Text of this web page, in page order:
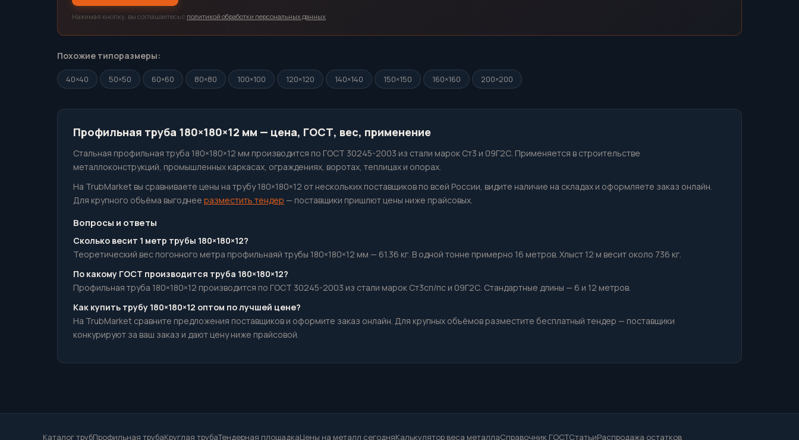
Нажимая кнопку, вы соглашаетесь с политикой обработки персональных данных.
Похожие типоразмеры:
40×40 50×50 60×60 80×80 100×100 120×120 140×140 150×150 160×160 200×200
Профильная труба 180×180×12 мм — цена, ГОСТ, вес, применение
Стальная профильная труба 180×180×12 мм производится по ГОСТ 30245-2003 из стали марок Ст3 и 09Г2С. Применяется в строительстве
металлоконструкций, промышленных каркасах, ограждениях, воротах, теплицах и опорах.
На TrubMarket вы сравниваете цены на трубу 180×180×12 от нескольких поставщиков по всей России, видите наличие на складах и оформляете заказ онлайн.
Для крупного объёма выгоднее разместить тендер — поставщики пришлют цены ниже прайсовых.
Вопросы и ответы
Сколько весит 1 метр трубы 180×180×12?
Теоретический вес погонного метра профильнаяй трубы 180×180×12 мм — 61.36 кг. В одной тонне примерно 16 метров. Хлыст 12 м весит около 736 кг.
По какому ГОСТ производится труба 180×180×12?
Профильная труба 180×180×12 производится по ГОСТ 30245-2003 из стали марок Ст3сп/пс и 09Г2С. Стандартные длины — 6 и 12 метров.
Как купить трубу 180×180×12 оптом по лучшей цене?
На TrubMarket сравните предложения поставщиков и оформите заказ онлайн. Для крупных объёмов разместите бесплатный тендер — поставщики
конкурируют за ваш заказ и дают цену ниже прайсовой.
Каталог трубПрофильная трубаКруглая трубаТендерная площадкаЦены на металл сегодняКалькулятор веса металлаСправочник ГОСТСтатьиРаспродажа остатков